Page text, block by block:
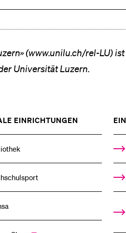
(www.unilu.ch/rel-LU)
Universität Luzern.
EINRICHTUNGEN
%1$S
UNTERMENÜ